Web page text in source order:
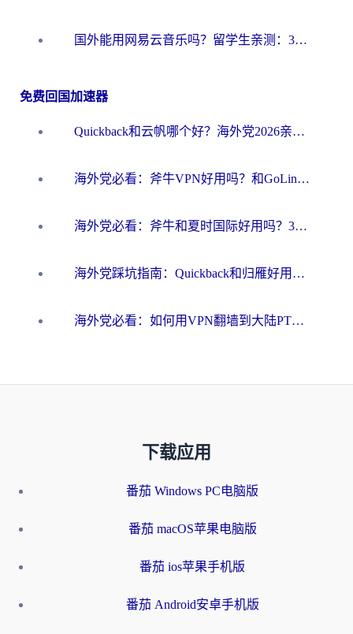
国外能用网易云音乐吗？留学生亲测：3步解决海外听歌难题
免费回国加速器
Quickback和云帆哪个好？海外党2026亲测指南：选对加速器大陆工具，无缝刷国内剧玩国服
海外党必看：斧牛VPN好用吗？和GoLinkVPN对比哪个回国效果更好？
海外党必看：斧牛和夏时国际好用吗？3步选对回国加速器，无缝刷国内资源
海外党踩坑指南：Quickback和归雁好用吗？选对加速器才能无缝刷国内资源
海外党必看：如何用VPN翻墙到大陆PTT？一篇解决你所有回国加速痛点
下载应用
番茄 Windows PC电脑版
番茄 macOS苹果电脑版
番茄 ios苹果手机版
番茄 Android安卓手机版